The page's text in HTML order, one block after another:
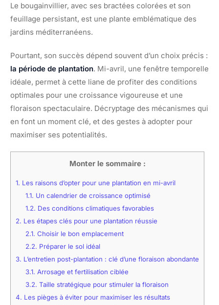
Le bougainvillier, avec ses bractées colorées et son
feuillage persistant, est une plante emblématique des
jardins méditerranéens.
Pourtant, son succès dépend souvent d’un choix précis :
la période de plantation. Mi-avril, une fenêtre temporelle
idéale, permet à cette liane de profiter des conditions
optimales pour une croissance vigoureuse et une
floraison spectaculaire. Décryptage des mécanismes qui
en font un moment clé, et des gestes à adopter pour
maximiser ses potentialités.
Monter le sommaire :
1. Les raisons d’opter pour une plantation en mi-avril
1.1. Un calendrier de croissance optimisé
1.2. Des conditions climatiques favorables
2. Les étapes clés pour une plantation réussie
2.1. Choisir le bon emplacement
2.2. Préparer le sol idéal
3. L’entretien post-plantation : clé d’une floraison abondante
3.1. Arrosage et fertilisation ciblée
3.2. Taille stratégique pour stimuler la floraison
4. Les pièges à éviter pour maximiser les résultats